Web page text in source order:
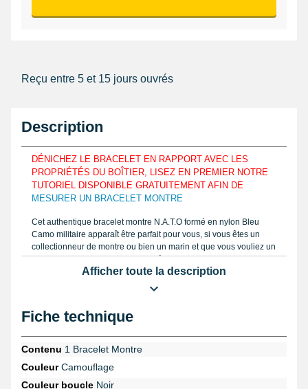
Reçu entre 5 et 15 jours ouvrés
Description
DÉNICHEZ LE BRACELET EN RAPPORT AVEC LES
PROPRIÉTÉS DU BOÎTIER, LISEZ EN PREMIER NOTRE
TUTORIEL DISPONIBLE GRATUITEMENT AFIN DE
MESURER UN BRACELET MONTRE
Cet authentique bracelet montre N.A.T.O formé en nylon Bleu
Camo militaire apparaît être parfait pour vous, si vous êtes un
collectionneur de montre ou bien un marin et que vous vouliez un
bracelet de montre avec du caractère. S'adapte essentiellement
au niveau d'un boîtier d'une montre possédant un entrecorne
d'une longueur de 20 mm maximum. En tissu, le bracelet 20 mm
confortablement le maintenir. A l'aide d'un
identique à notre tutoriel consultable en ligne sur notre site
tenez à réparer. Se logeant à diverses mensurations, le bracelet
Ce produit horloger tissu est fin avec une épaisseur de 1,2mm.
En changement d'un bracelet pour montre cassé ou usé, le
Afficher toute la description
Fiche technique
Contenu 1 Bracelet Montre
CouleurCamouflage
Couleur boucle Noir